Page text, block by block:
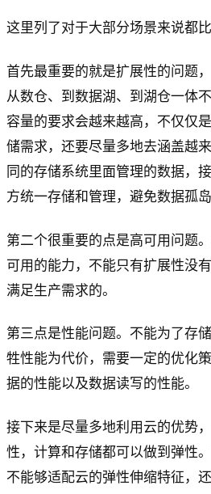
这里列了对于大部分场景来说都
首先最重要的就是扩展性的问题
从数仓、到数据湖、到湖仓一体
容量的要求会越来越高，不仅仅
储需求，还要尽量多地去涵盖越
同的存储系统里面管理的数据，
方统一存储和管理，避免数据孤岛
第二个很重要的点是高可用问题
可用的能力，不能只有扩展性没
满足生产需求的。
第三点是性能问题。不能为了存
牲性能为代价，需要一定的优化
据的性能以及数据读写的性能。
接下来是尽量多地利用云的优势
性，计算和存储都可以做到弹性
不能够适配云的弹性伸缩特征，